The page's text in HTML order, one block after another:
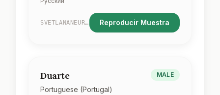
SVETLANANEURAL Reproducir Muestra
Duarte
Portuguese (Portugal)
MALE